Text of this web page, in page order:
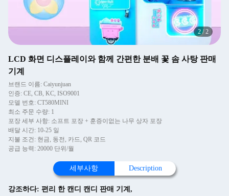
2/2
LCD 화면 디스플레이와 함께 간편한 분배 꽃 솜 사탕 판매
기계
브랜드 이름: Caiyunjuan
인증: CE, CB, KC, ISO9001
모델 번호: CT580MINI
최소 주문 수량: 1
포장 세부 사항: 소프트 포장 + 훈증이없는 나무 상자 포장
배달 시간: 10-25 일
지불 조건: 현금, 동전, 카드, QR 코드
공급 능력: 20000 단위/월
세부사항 Description
강조하다: 편리 한 캔디 캔디 판매 기계 ,